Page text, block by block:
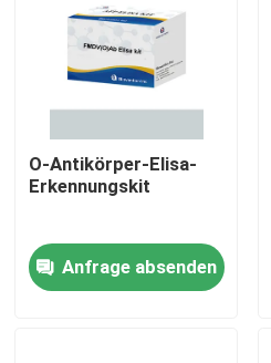
O-Antikörper-Elisa-
Erkennungskit
Anfrage absenden